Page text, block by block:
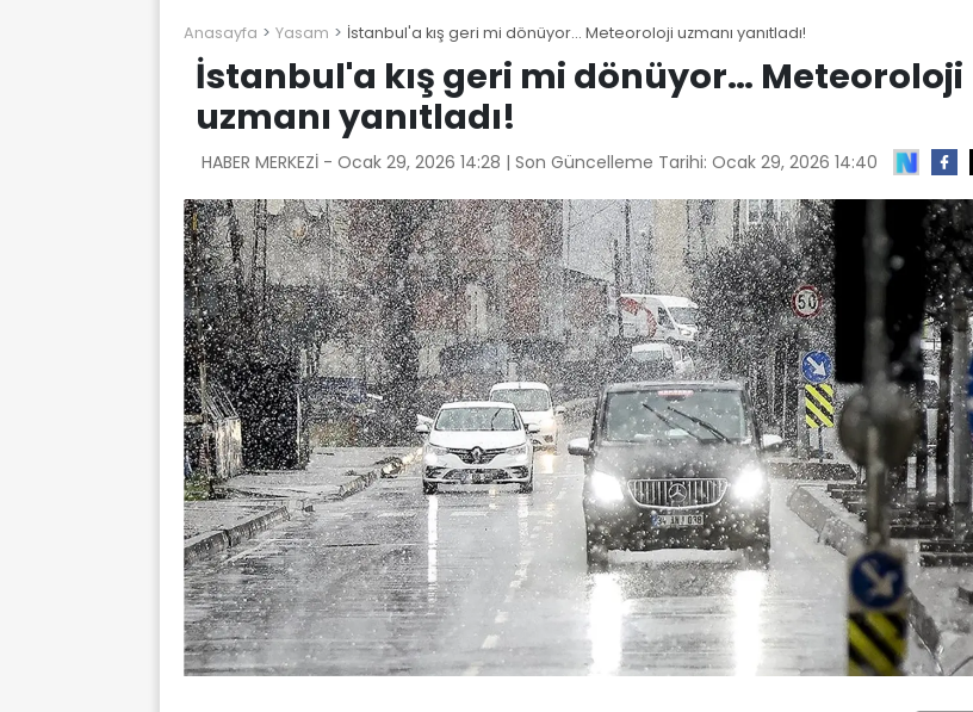
Anasayfa Yasam İstanbul'a kış geri mi dönüyor… Meteoroloji uzmanı yanıtladı!
İstanbul'a kış geri mi dönüyor… Meteoroloji
uzmanı yanıtladı!
HABER MERKEZİ - Ocak 29, 2026 14:28 | Son Güncelleme Tarihi: Ocak 29, 2026 14:40